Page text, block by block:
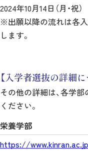
2024年10月14日（月・祝）
※出願以降の流れは各
します。
【入学者選抜の詳細に
その他の詳細は、各学
ください。
栄養学部
https://